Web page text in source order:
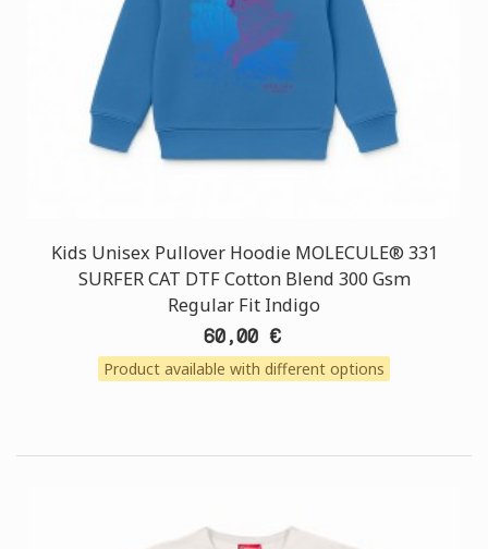
Kids Unisex Pullover Hoodie MOLECULE® 331
SURFER CAT DTF Cotton Blend 300 Gsm
Regular Fit Indigo
60,00 €
Product available with different options